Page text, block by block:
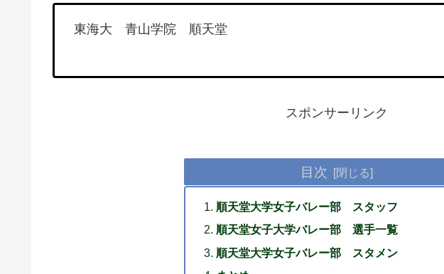
東海大 青山学院 順天堂
スポンサーリンク
目次
順天堂大学女子バレー部 スタッフ
順天堂女子大学バレー部 選手一覧
順天堂大学女子バレー部 スタメン